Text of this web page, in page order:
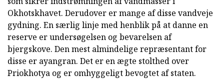
Okhotskhavet. Derudover er mange af disse vandveje
gydning. En særlig linje med henblik på at danne en
reserve er undersøgelsen og bevarelsen af
bjergskove. Den mest almindelige repræsentant for
disse er ayangran. Det er en ægte stolthed over
Priokhotya og er omhyggeligt bevogtet af staten.